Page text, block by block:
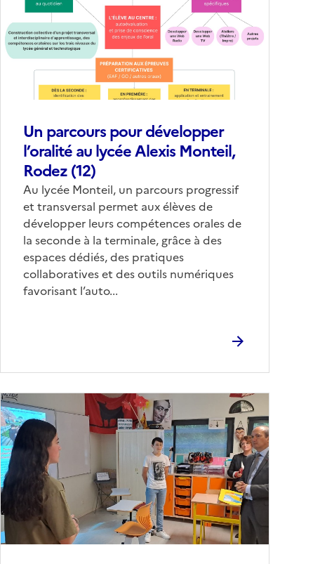
Un parcours pour développer
l’oralité au lycée Alexis Monteil,
Rodez (12)
Corps
Au lycée Monteil, un parcours progressif
et transversal permet aux élèves de
développer leurs compétences orales de
la seconde à la terminale, grâce à des
espaces dédiés, des pratiques
collaboratives et des outils numériques
favorisant l’auto...
(conseillée)
Image
de
couverture
(conseillée)